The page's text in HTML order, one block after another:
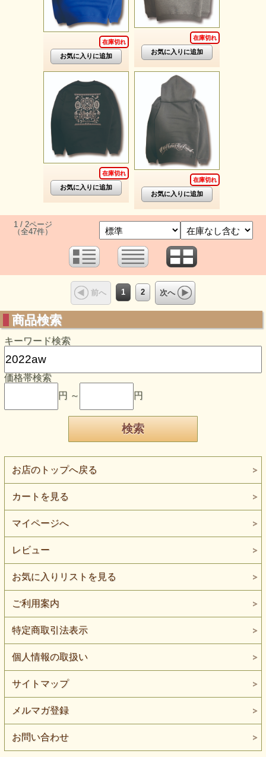
在庫切れ
在庫切れ
在庫切れ
在庫切れ
1 / 2ページ
（全47件）
前へ 1 2 次へ
商品検索
キーワード検索
価格帯検索
円 ～
円
お店のトップへ戻る
カートを見る
マイページへ
レビュー
お気に入りリストを見る
ご利用案内
特定商取引法表示
個人情報の取扱い
サイトマップ
メルマガ登録
お問い合わせ